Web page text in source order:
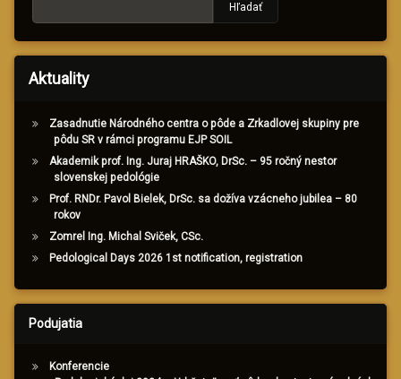
Hľadať
Aktuality
Zasadnutie Národného centra o pôde a Zrkadlovej skupiny pre
pôdu SR v rámci programu EJP SOIL
Akademik prof. Ing. Juraj HRAŠKO, DrSc. – 95 ročný nestor
slovenskej pedológie
Prof. RNDr. Pavol Bielek, DrSc. sa dožíva vzácneho jubilea – 80
rokov
Zomrel Ing. Michal Sviček, CSc.
Pedological Days 2026 1st notification, registration
Podujatia
Konferencie